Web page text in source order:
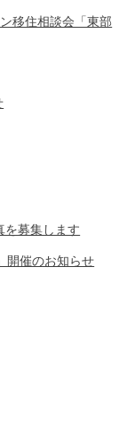
移住相談会「東部
を募集します
開催のお知らせ